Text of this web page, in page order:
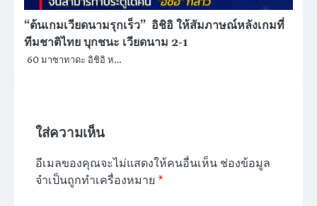
“ต้นเกมเวียดนามรุกเร็ว” อิชิอิ ให้สัมภาษณ์หลังเกมที่
ทีมชาติไทย บุกชนะ เวียดนาม 2-1
60 มาซาทาดะ อิชิอิ ห…
ใส่ความเห็น
อีเมลของคุณจะไม่แสดงให้คนอื่นเห็น ช่องข้อมูล
จำเป็นถูกทำเครื่องหมาย *